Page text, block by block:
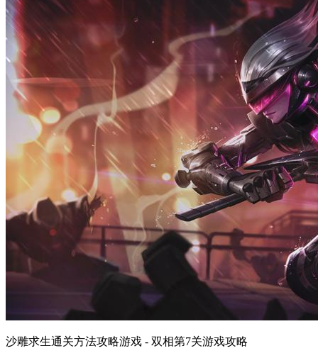
沙雕求生通关方法攻略游戏 - 双相第7关游戏攻略